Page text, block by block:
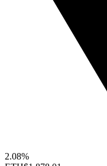
2.08%